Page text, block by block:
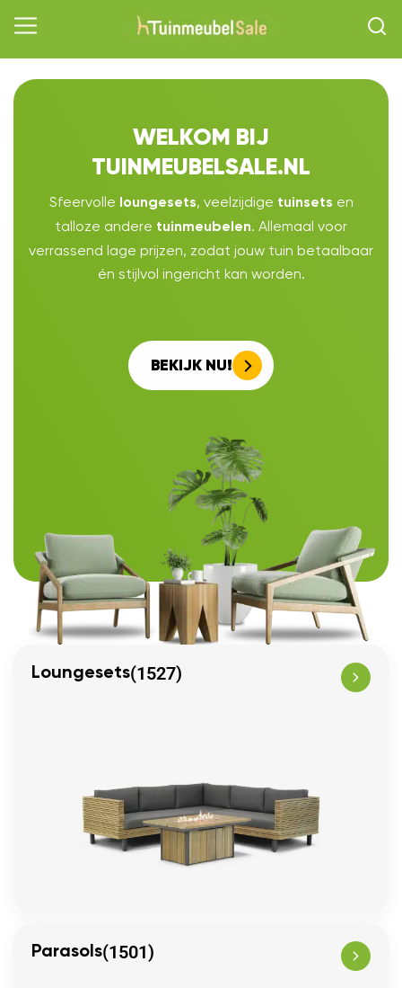
WELKOM BIJ
TUINMEUBELSALE.NL
Sfeervolle loungesets, veelzijdige tuinsets en
talloze andere tuinmeubelen. Allemaal voor
verrassend lage prijzen, zodat jouw tuin betaalbaar
én stijlvol ingericht kan worden.
BEKIJK NU!
Loungesets(1527)
Parasols(1501)